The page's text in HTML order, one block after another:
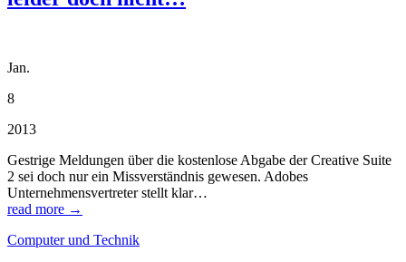
Jan.
8
2013
Gestrige Meldungen über die kostenlose Abgabe der Creative Suite
2 sei doch nur ein Missverständnis gewesen. Adobes
Unternehmensvertreter stellt klar…
read more →
Computer und Technik